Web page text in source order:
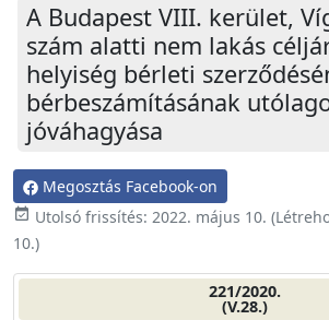
A Budapest VIII. kerület,
szám alatti nem lakás
helyiség bérleti
bérbeszámításának
jóváhagyása
Megosztás Facebook-on
event_available Utolsó frissítés: 2022. május 10.
10.)
221/2020.
(V.28.)